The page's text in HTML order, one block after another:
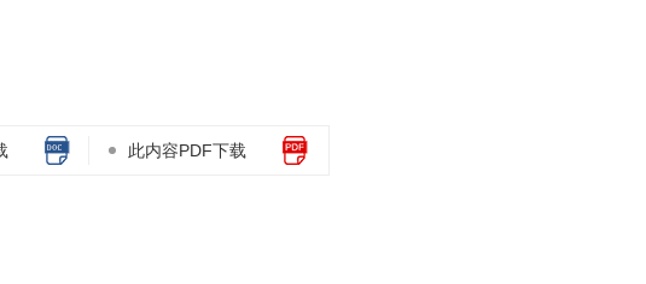
此内容PDF下载